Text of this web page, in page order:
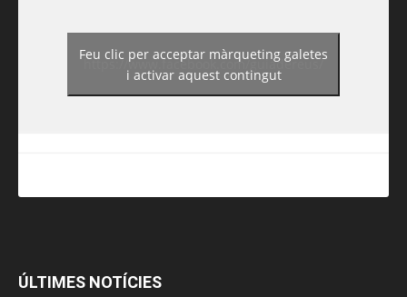
https://www.facebook.com/guiadereus/
Feu clic per acceptar màrqueting galetes
i activar aquest contingut
ÚLTIMES NOTÍCIES